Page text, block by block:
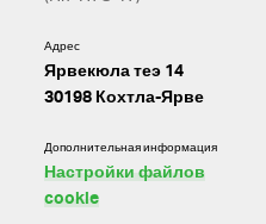
Адрес
Ярвекюла теэ 14
30198 Кохтла-Ярве
Дополнительная информация
Настройки файлов
cookie